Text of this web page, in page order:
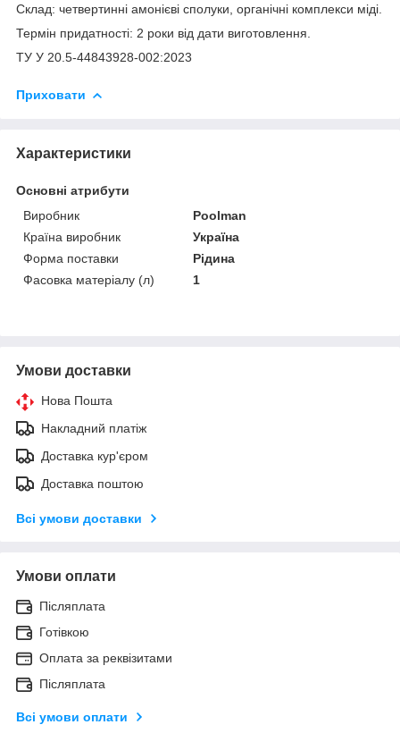
Склад: четвертинні амонієві сполуки, органічні комплекси міді.
Термін придатності: 2 роки від дати виготовлення.
ТУ У 20.5-44843928-002:2023
Приховати
Характеристики
Основні атрибути
Виробник
Poolman
Країна виробник
Україна
Форма поставки
Рідина
Фасовка матеріалу (л)
1
Умови доставки
Нова Пошта
Накладний платіж
Доставка кур'єром
Доставка поштою
Всі умови доставки
Умови оплати
Післяплата
Готівкою
Оплата за реквізитами
Післяплата
Всі умови оплати